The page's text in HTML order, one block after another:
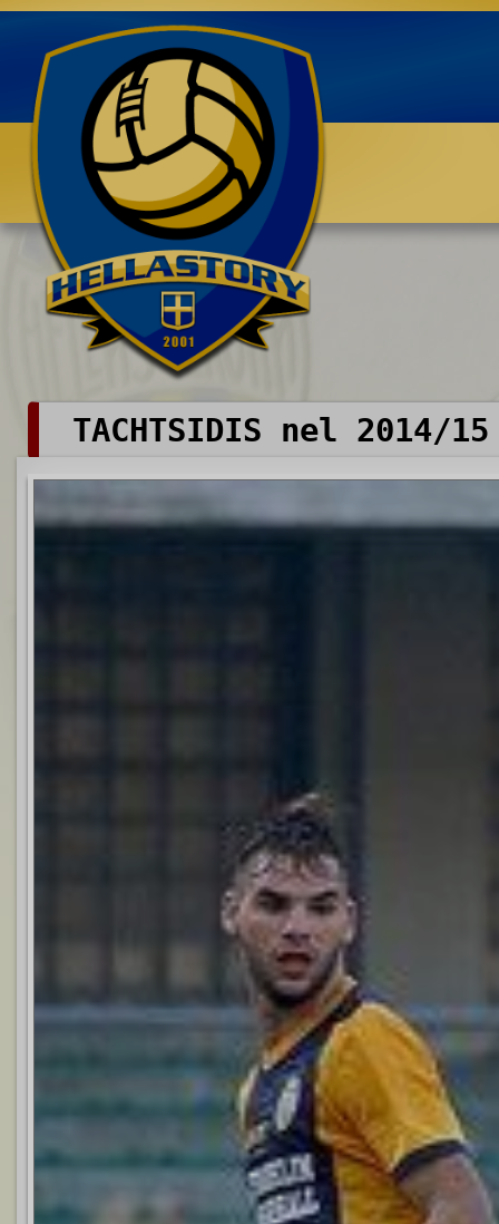
Benvenuti su HELLASTORY.net
TACHTSIDIS nel 2014/15